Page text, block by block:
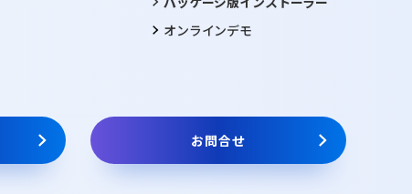
オンラインデモ
お問合せ